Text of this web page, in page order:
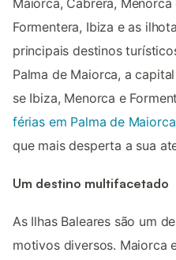
Formentera, Ibiza e as
principais destinos
Palma de Maiorca, a
se Ibiza, Menorca e
férias em Palma de Maiorca
que mais desperta a sua
Um destino multifacetado
As Ilhas Baleares são um
motivos diversos. Maiorca